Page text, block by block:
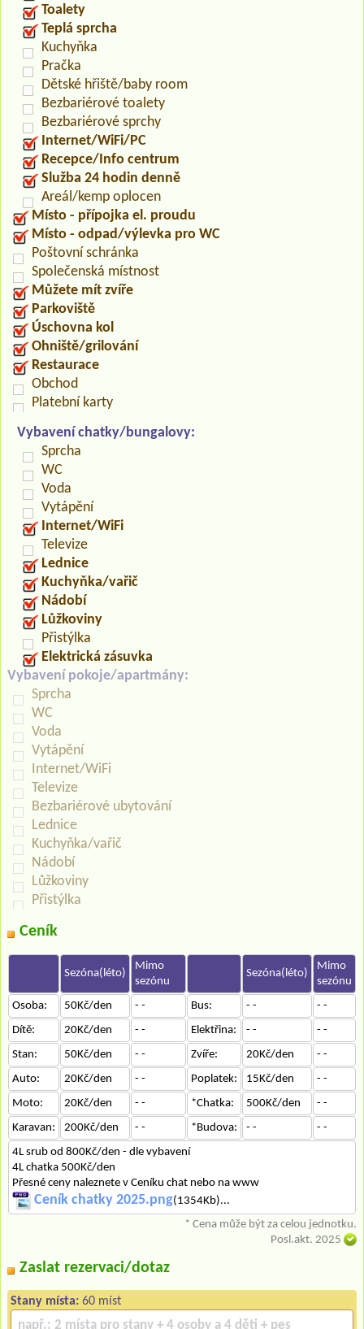
Toalety
Teplá sprcha
Kuchyňka
Pračka
Dětské hřiště/baby room
Bezbariérové toalety
Bezbariérové sprchy
Internet/WiFi/PC
Recepce/Info centrum
Služba 24 hodin denně
Areál/kemp oplocen
Místo - přípojka el. proudu
Místo - odpad/výlevka pro WC
Poštovní schránka
Společenská místnost
Můžete mít zvíře
Parkoviště
Úschovna kol
Ohniště/grilování
Restaurace
Obchod
Platební karty
Vybavení chatky/bungalovy:
Sprcha
WC
Voda
Vytápění
Internet/WiFi
Televize
Lednice
Kuchyňka/vařič
Nádobí
Lůžkoviny
Přistýlka
Elektrická zásuvka
Vybavení pokoje/apartmány:
Sprcha
WC
Voda
Vytápění
Internet/WiFi
Televize
Bezbariérové ubytování
Lednice
Kuchyňka/vařič
Nádobí
Lůžkoviny
Přistýlka
Ceník
Sezóna(léto)
Mimo
sezónu
Sezóna(léto)
Mimo
sezónu
Osoba:
50Kč/den - - Bus: - -
- -
Dítě:
20Kč/den - - Elektřina: - -
- -
Stan:
50Kč/den - - Zvíře: 20Kč/den
- -
Auto:
20Kč/den - - Poplatek: 15Kč/den
- -
Moto:
20Kč/den - - *Chatka: 500Kč/den
- -
Karavan:
200Kč/den - - *Budova: - -
- -
4L srub od 800Kč/den - dle vybavení
4L chatka 500Kč/den
Přesné ceny naleznete v Ceníku chat nebo na www
Ceník chatky 2025.png(1354Kb)...
* Cena může být za celou jednotku.
Posl.akt. 2025
Zaslat rezervaci/dotaz
Stany místa: 60 míst